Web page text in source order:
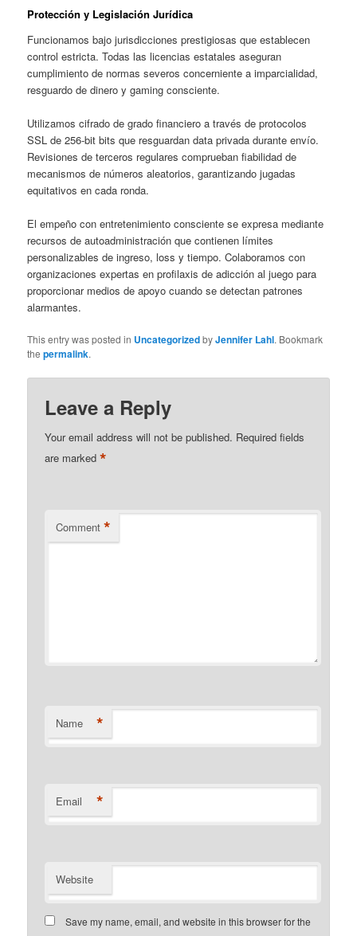
Protección y Legislación Jurídica
Funcionamos bajo jurisdicciones prestigiosas que establecen
control estricta. Todas las licencias estatales aseguran
cumplimiento de normas severos concerniente a imparcialidad,
resguardo de dinero y gaming consciente.
Utilizamos cifrado de grado financiero a través de protocolos
SSL de 256-bit bits que resguardan data privada durante envío.
Revisiones de terceros regulares comprueban fiabilidad de
mecanismos de números aleatorios, garantizando jugadas
equitativos en cada ronda.
El empeño con entretenimiento consciente se expresa mediante
recursos de autoadministración que contienen límites
personalizables de ingreso, loss y tiempo. Colaboramos con
organizaciones expertas en profilaxis de adicción al juego para
proporcionar medios de apoyo cuando se detectan patrones
alarmantes.
This entry was posted in UncategorizedbyJennifer Lahl. Bookmark
thepermalink.
Leave a Reply
Your email address will not be published. Required fields
are marked*
Comment *
Name *
Email *
Website
Save my name, email, and website in this browser for the